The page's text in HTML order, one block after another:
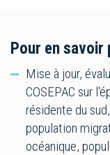
Pour en savoir
Mise à jour,
COSEPAC sur
résidente du
population
océanique,